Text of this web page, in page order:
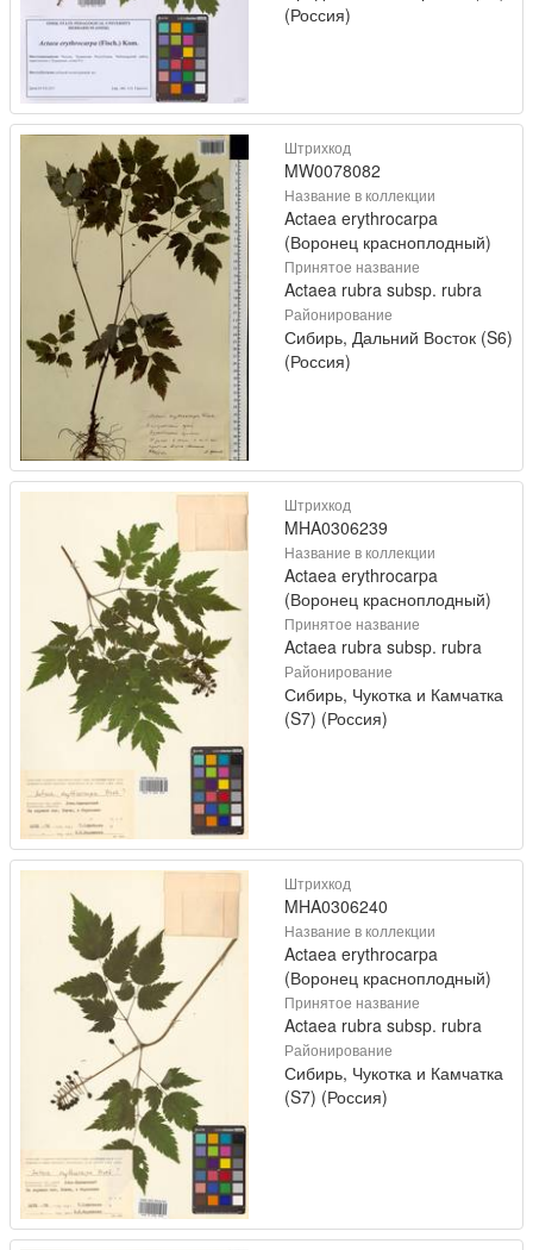
(Россия)
Штрихкод
MW0078082
Название в коллекции
Actaea erythrocarpa
(Воронец красноплодный)
Принятое название
Actaea rubra subsp. rubra
Районирование
Сибирь, Дальний Восток (S6)
(Россия)
Штрихкод
MHA0306239
Название в коллекции
Actaea erythrocarpa
(Воронец красноплодный)
Принятое название
Actaea rubra subsp. rubra
Районирование
Сибирь, Чукотка и Камчатка
(S7) (Россия)
Штрихкод
MHA0306240
Название в коллекции
Actaea erythrocarpa
(Воронец красноплодный)
Принятое название
Actaea rubra subsp. rubra
Районирование
Сибирь, Чукотка и Камчатка
(S7) (Россия)